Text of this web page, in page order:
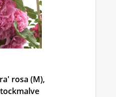
rosa (M),